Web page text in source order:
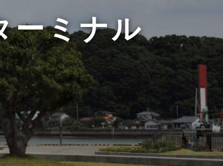
ーミナル